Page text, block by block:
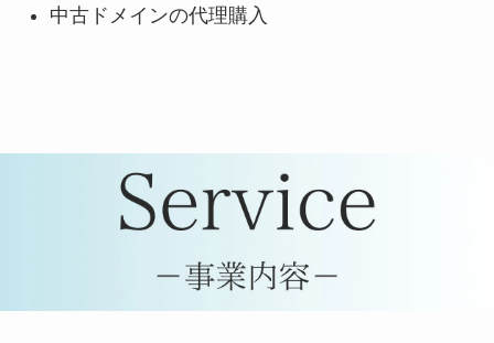
中古ドメインの代理購入